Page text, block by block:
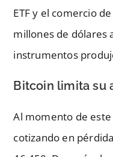
ETF y el comercio
millones de dólares
instrumentos
Bitcoin limita su
Al momento de
cotizando en